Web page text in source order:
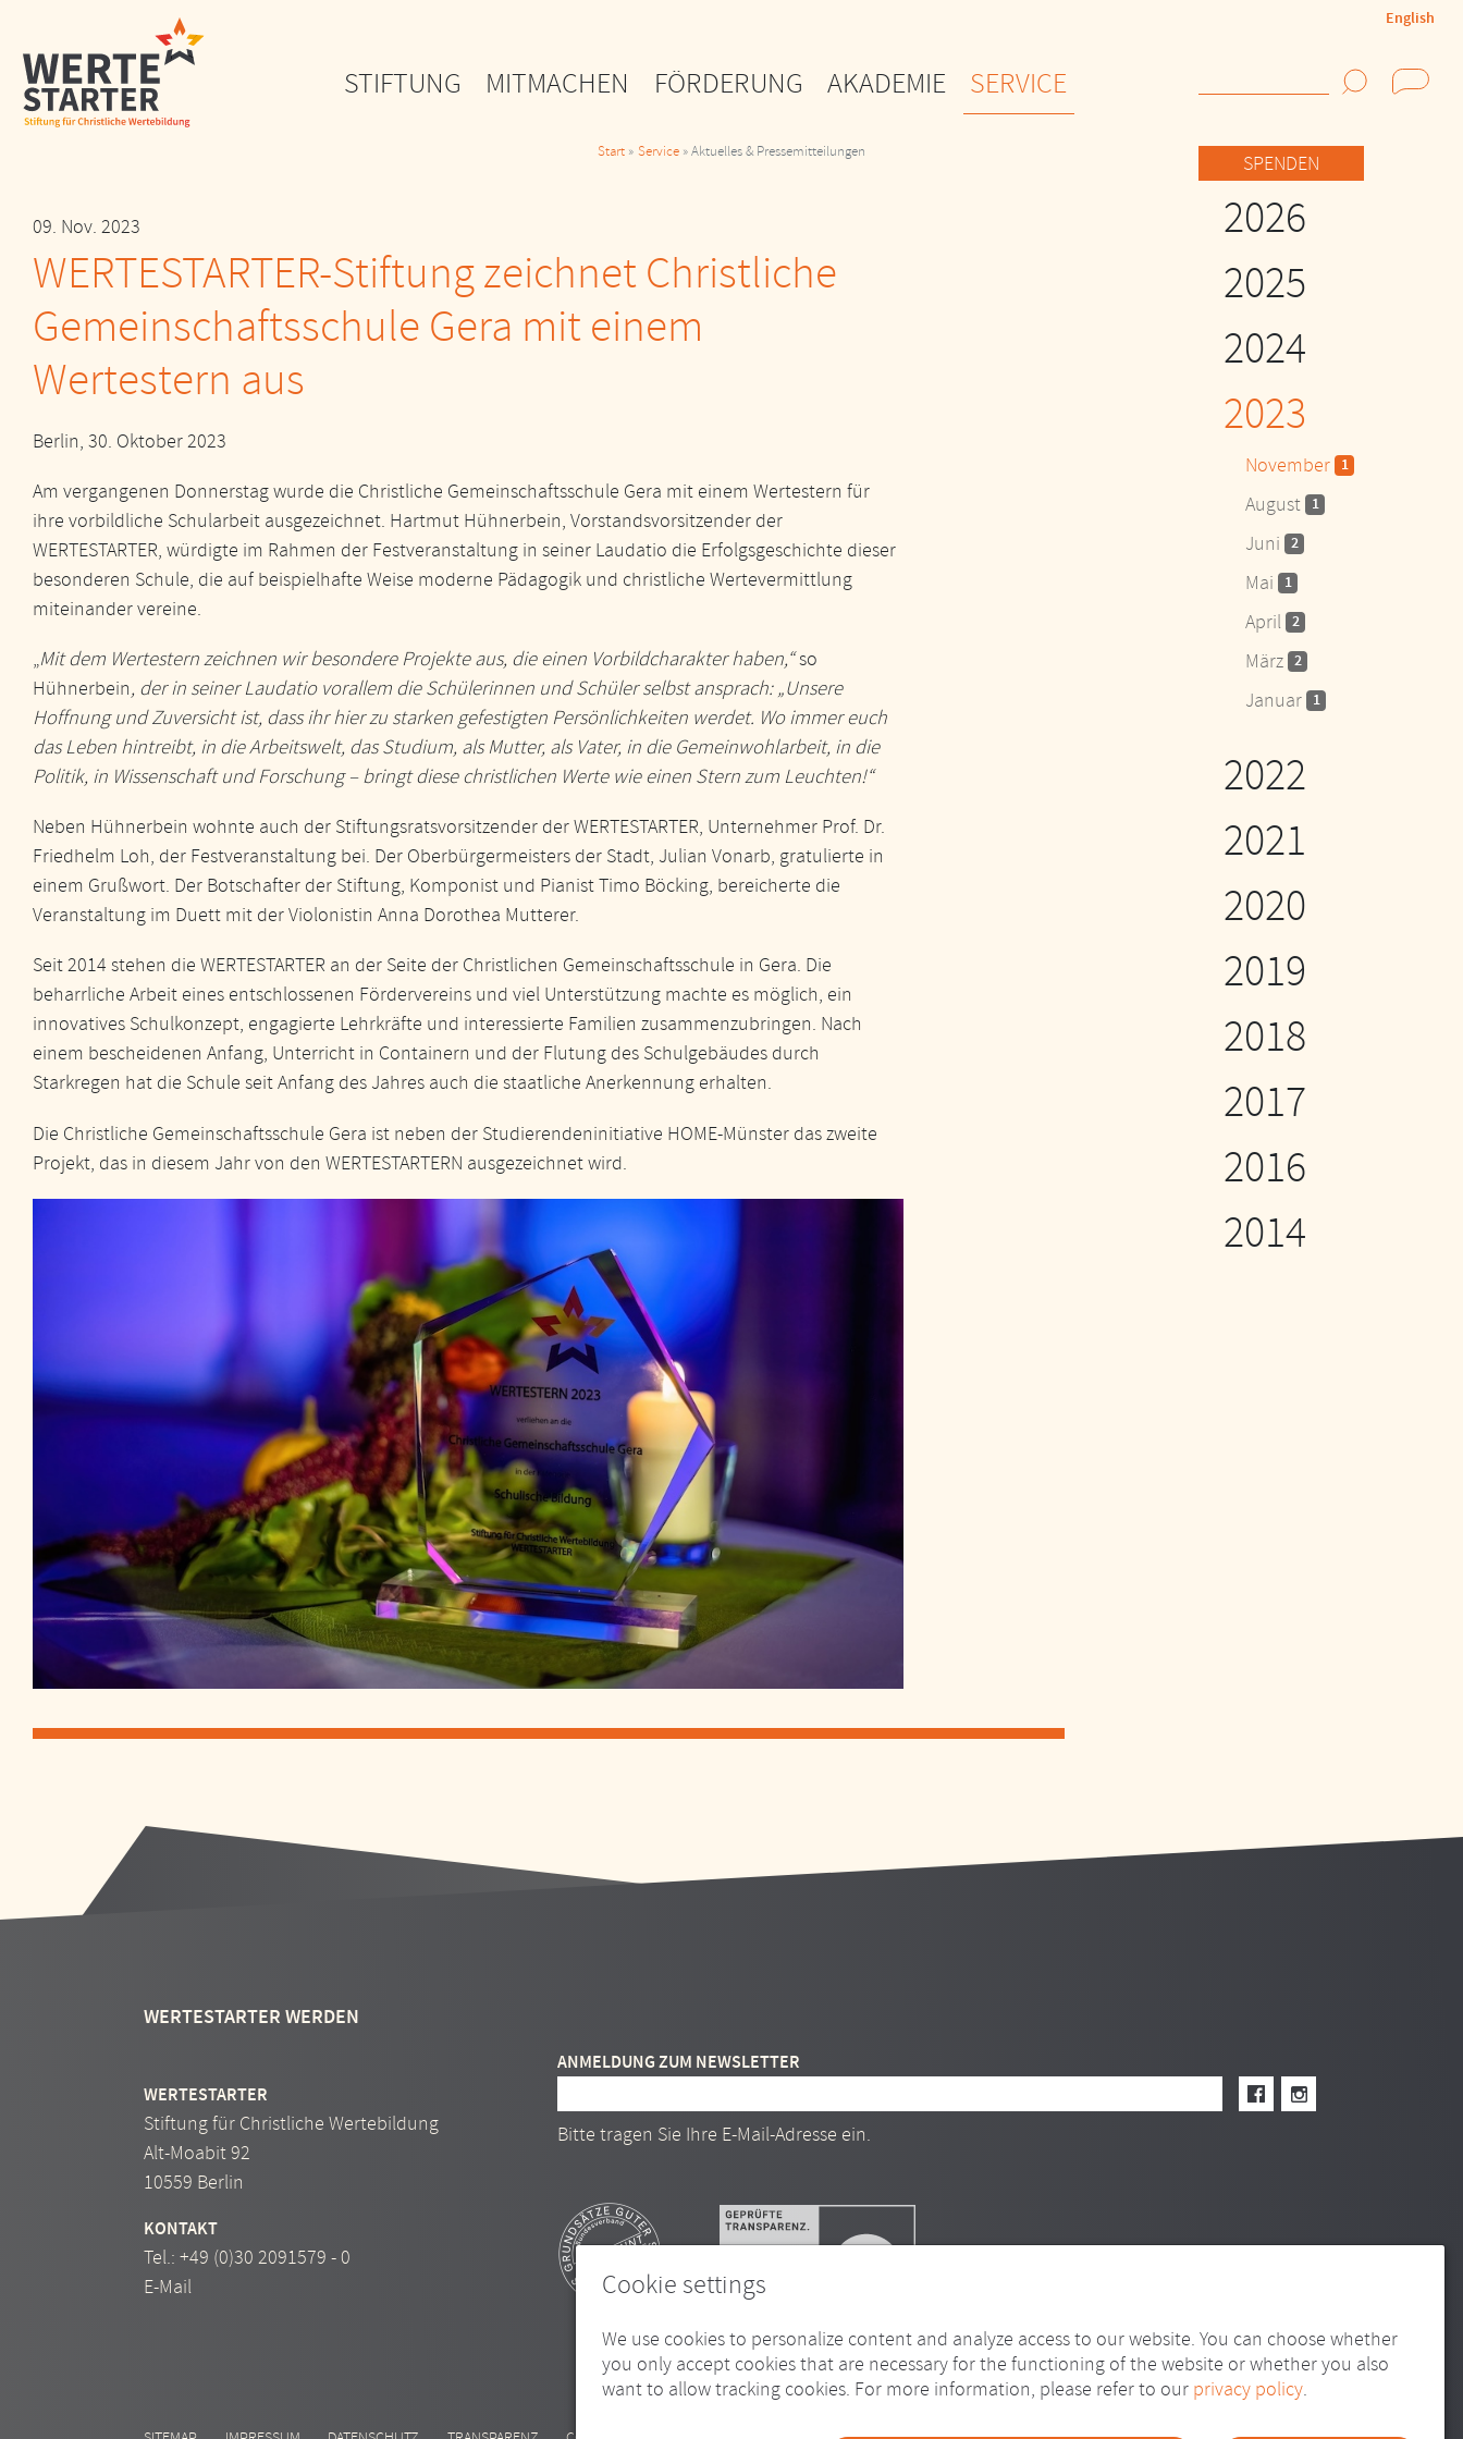
STIFTUNG MITMACHEN FÖRDERUNG AKADEMIE SERVICE
Start Service Aktuelles & Pressemitteilungen
English
SPENDEN
2026
2025
2024
2023
November 1
August 1
Juni 2
Mai 1
April 2
März 2
Januar 1
2022
2021
2020
2019
2018
2017
2016
2014
09. Nov. 2023
WERTESTARTER-Stiftung zeichnet Christliche
Gemeinschaftsschule Gera mit einem
Wertestern aus
Berlin, 30. Oktober 2023
Am vergangenen Donnerstag wurde die Christliche Gemeinschaftsschule Gera mit einem Wertestern für
ihre vorbildliche Schularbeit ausgezeichnet. Hartmut Hühnerbein, Vorstandsvorsitzender der
WERTESTARTER, würdigte im Rahmen der Festveranstaltung in seiner Laudatio die Erfolgsgeschichte dieser
besonderen Schule, die auf beispielhafte Weise moderne Pädagogik und christliche Wertevermittlung
miteinander vereine.
„Mit dem Wertestern zeichnen wir besondere Projekte aus, die einen Vorbildcharakter haben,“so
Hühnerbein, der in seiner Laudatio vorallem die Schülerinnen und Schüler selbst ansprach: „Unsere
Hoffnung und Zuversicht ist, dass ihr hier zu starken gefestigten Persönlichkeiten werdet. Wo immer euch
das Leben hintreibt, in die Arbeitswelt, das Studium, als Mutter, als Vater, in die Gemeinwohlarbeit, in die
Politik, in Wissenschaft und Forschung – bringt diese christlichen Werte wie einen Stern zum Leuchten!“
Neben Hühnerbein wohnte auch der Stiftungsratsvorsitzender der WERTESTARTER, Unternehmer Prof. Dr.
Friedhelm Loh, der Festveranstaltung bei. Der Oberbürgermeisters der Stadt, Julian Vonarb, gratulierte in
einem Grußwort. Der Botschafter der Stiftung, Komponist und Pianist Timo Böcking, bereicherte die
Veranstaltung im Duett mit der Violonistin Anna Dorothea Mutterer.
Seit 2014 stehen die WERTESTARTER an der Seite der Christlichen Gemeinschaftsschule in Gera. Die
beharrliche Arbeit eines entschlossenen Fördervereins und viel Unterstützung machte es möglich, ein
innovatives Schulkonzept, engagierte Lehrkräfte und interessierte Familien zusammenzubringen. Nach
einem bescheidenen Anfang, Unterricht in Containern und der Flutung des Schulgebäudes durch
Starkregen hat die Schule seit Anfang des Jahres auch die staatliche Anerkennung erhalten.
Die Christliche Gemeinschaftsschule Gera ist neben der Studierendeninitiative HOME-Münster das zweite
Projekt, das in diesem Jahr von den WERTESTARTERN ausgezeichnet wird.
WERTESTARTER WERDEN
WERTESTARTER
Stiftung für Christliche Wertebildung
Alt-Moabit 92
10559 Berlin
KONTAKT
Tel.: +49 (0)30 2091579 - 0
E-Mail
ANMELDUNG ZUM NEWSLETTER
Bitte tragen Sie Ihre E-Mail-Adresse ein.
Cookie settings
We use cookies to personalize content and analyze access to our website. You can choose whether
you only accept cookies that are necessary for the functioning of the website or whether you also
want to allow tracking cookies. For more information, please refer to our privacy policy.